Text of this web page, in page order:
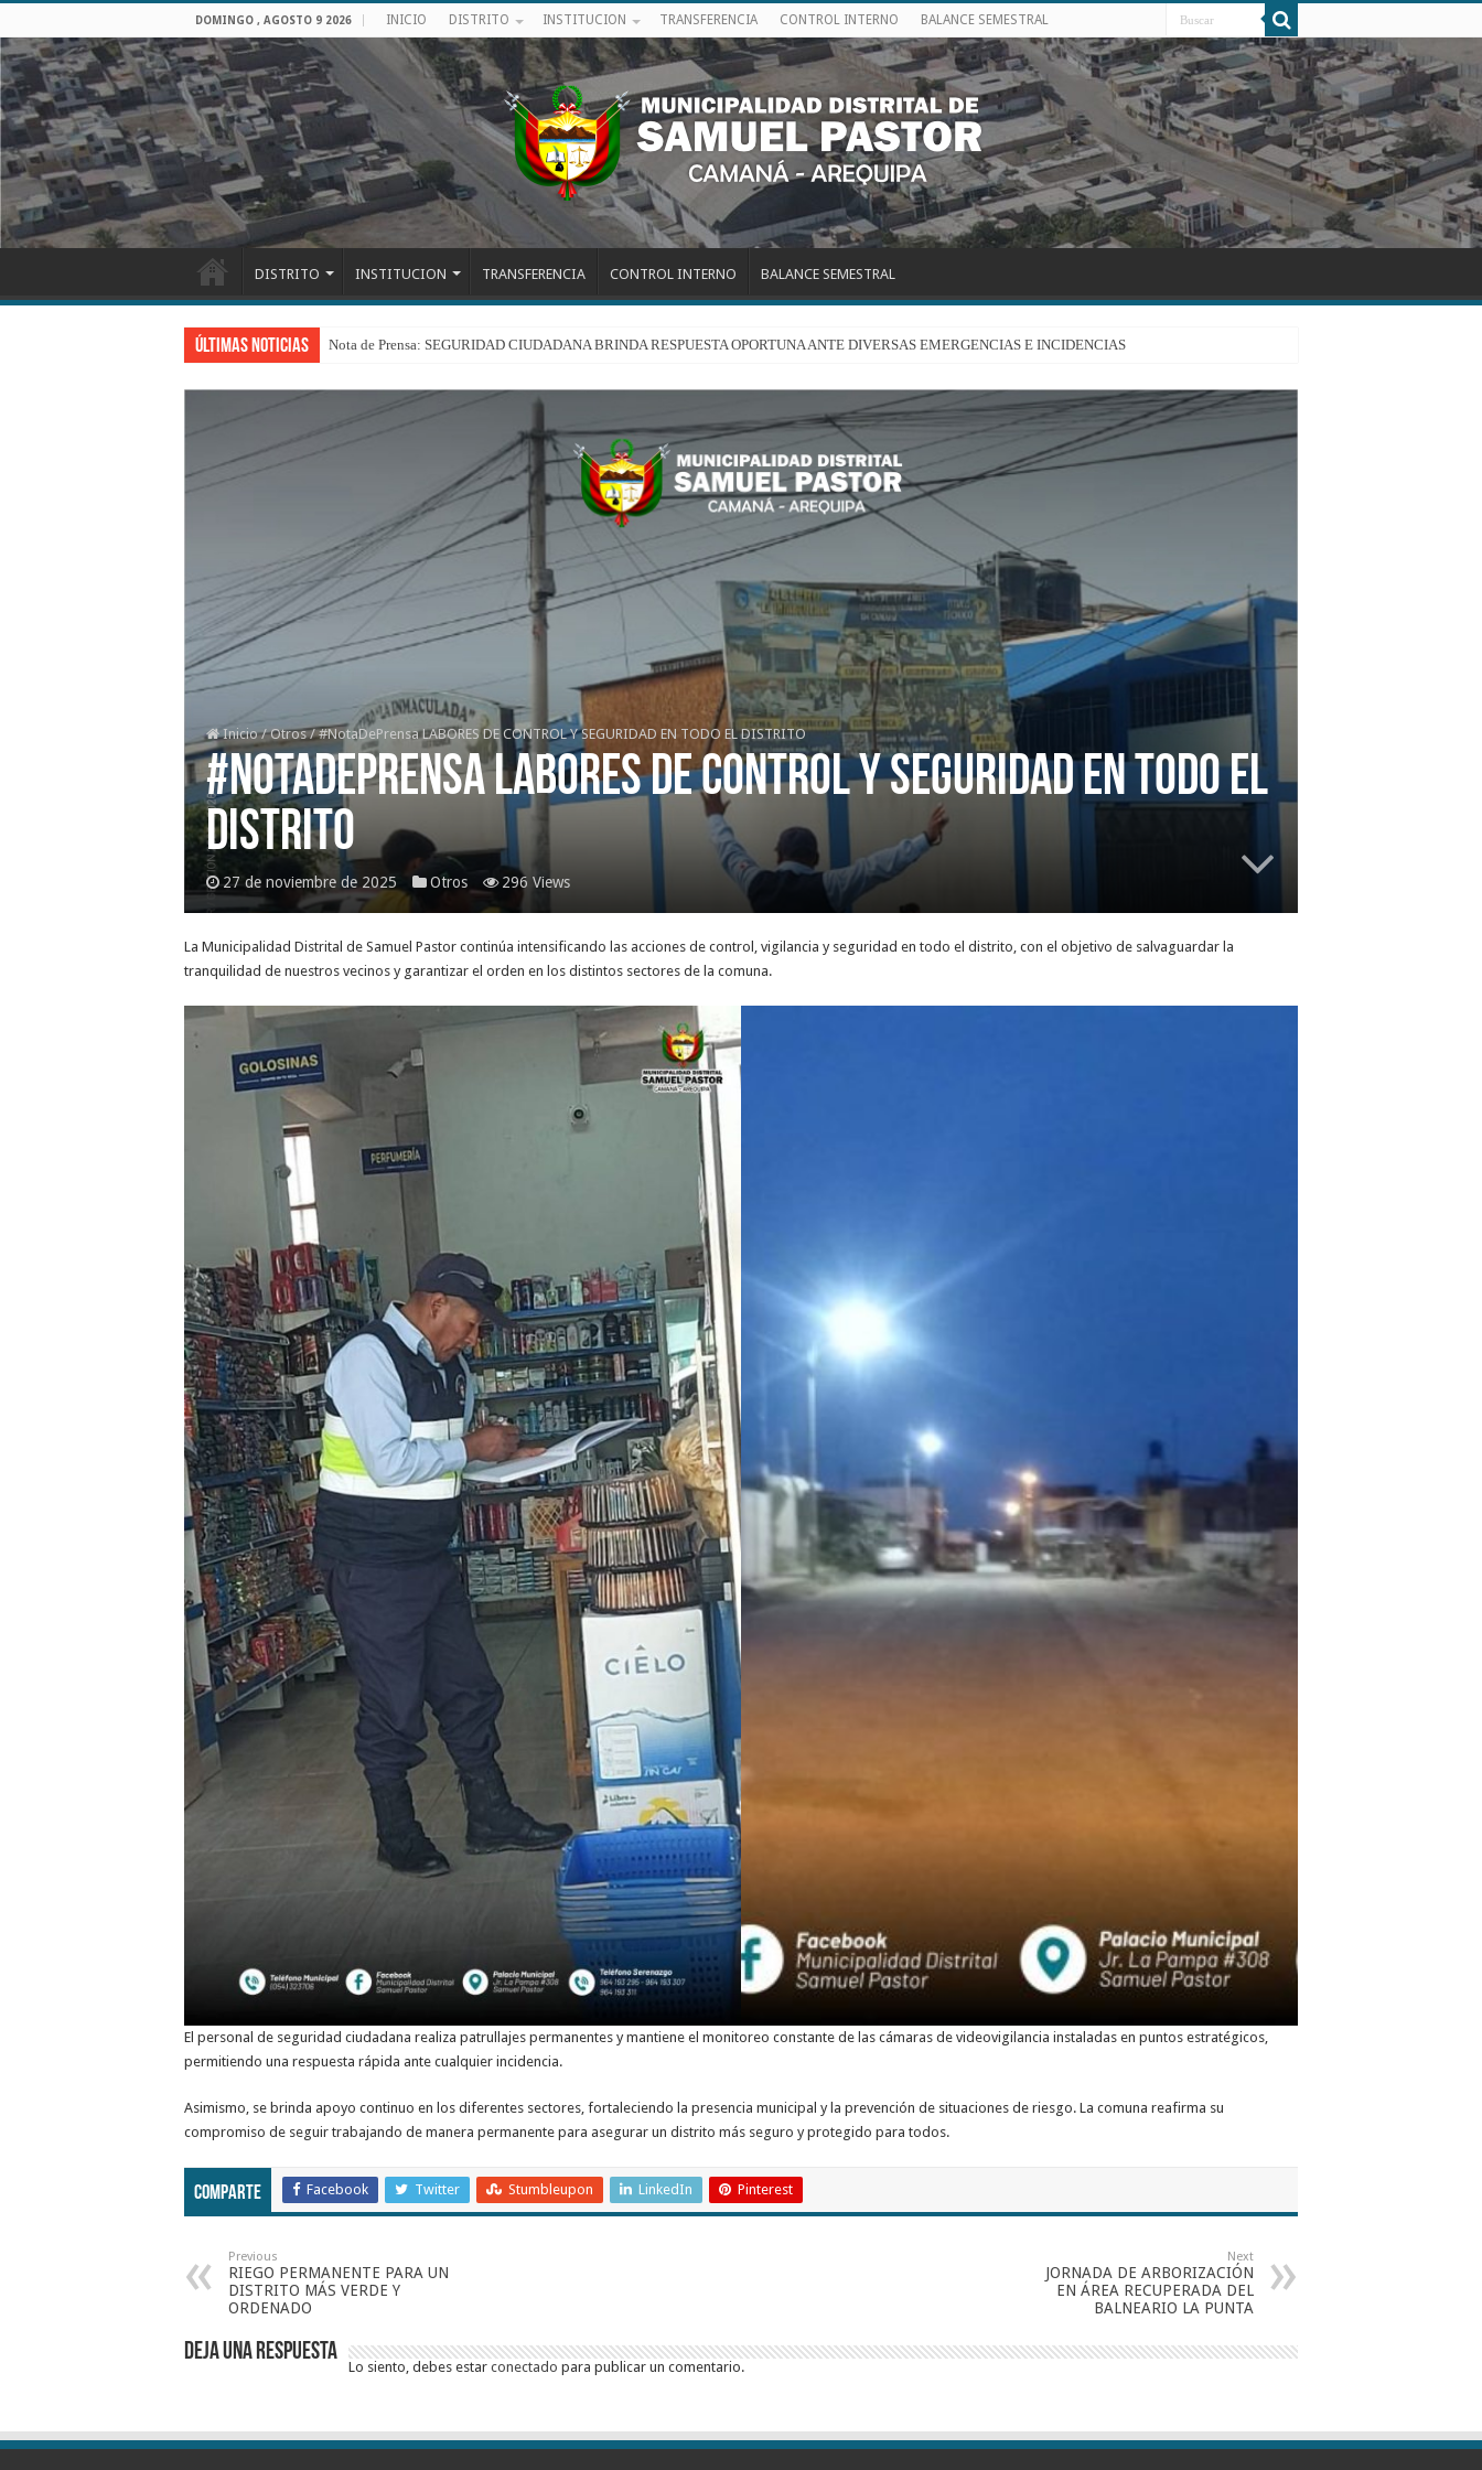
DOMINGO , AGOSTO 9 2026 INICIO DISTRITO INSTITUCION TRANSFERENCIA CONTROL INTERNO BALANCE SEMESTRAL
DISTRITO INSTITUCION TRANSFERENCIA CONTROL INTERNO BALANCE SEMESTRAL
Últimas Noticias Nota de Prensa: SEGURIDAD CIUDADANA BRINDA RESPUESTA OPORTUNA ANTE DIVERSAS EMERGENCIAS E INCIDENCIAS
Inicio / Otros / #NotaDePrensa LABORES DE CONTROL Y SEGURIDAD EN TODO EL DISTRITO
#NotaDePrensa LABORES DE CONTROL Y SEGURIDAD EN TODO EL
DISTRITO
27 de noviembre de 2025 Otros 296 Views
La Municipalidad Distrital de Samuel Pastor continúa intensificando las acciones de control, vigilancia y seguridad en todo el distrito, con el objetivo de salvaguardar la
tranquilidad de nuestros vecinos y garantizar el orden en los distintos sectores de la comuna.
El personal de seguridad ciudadana realiza patrullajes permanentes y mantiene el monitoreo constante de las cámaras de videovigilancia instaladas en puntos estratégicos,
permitiendo una respuesta rápida ante cualquier incidencia.
Asimismo, se brinda apoyo continuo en los diferentes sectores, fortaleciendo la presencia municipal y la prevención de situaciones de riesgo. La comuna reafirma su
compromiso de seguir trabajando de manera permanente para asegurar un distrito más seguro y protegido para todos.
Comparte Facebook Twitter Stumbleupon LinkedIn Pinterest
Previous
RIEGO PERMANENTE PARA UN
DISTRITO MÁS VERDE Y
ORDENADO
Next
JORNADA DE ARBORIZACIÓN
EN ÁREA RECUPERADA DEL
BALNEARIO LA PUNTA
Deja una respuesta
Lo siento, debes estar conectado para publicar un comentario.